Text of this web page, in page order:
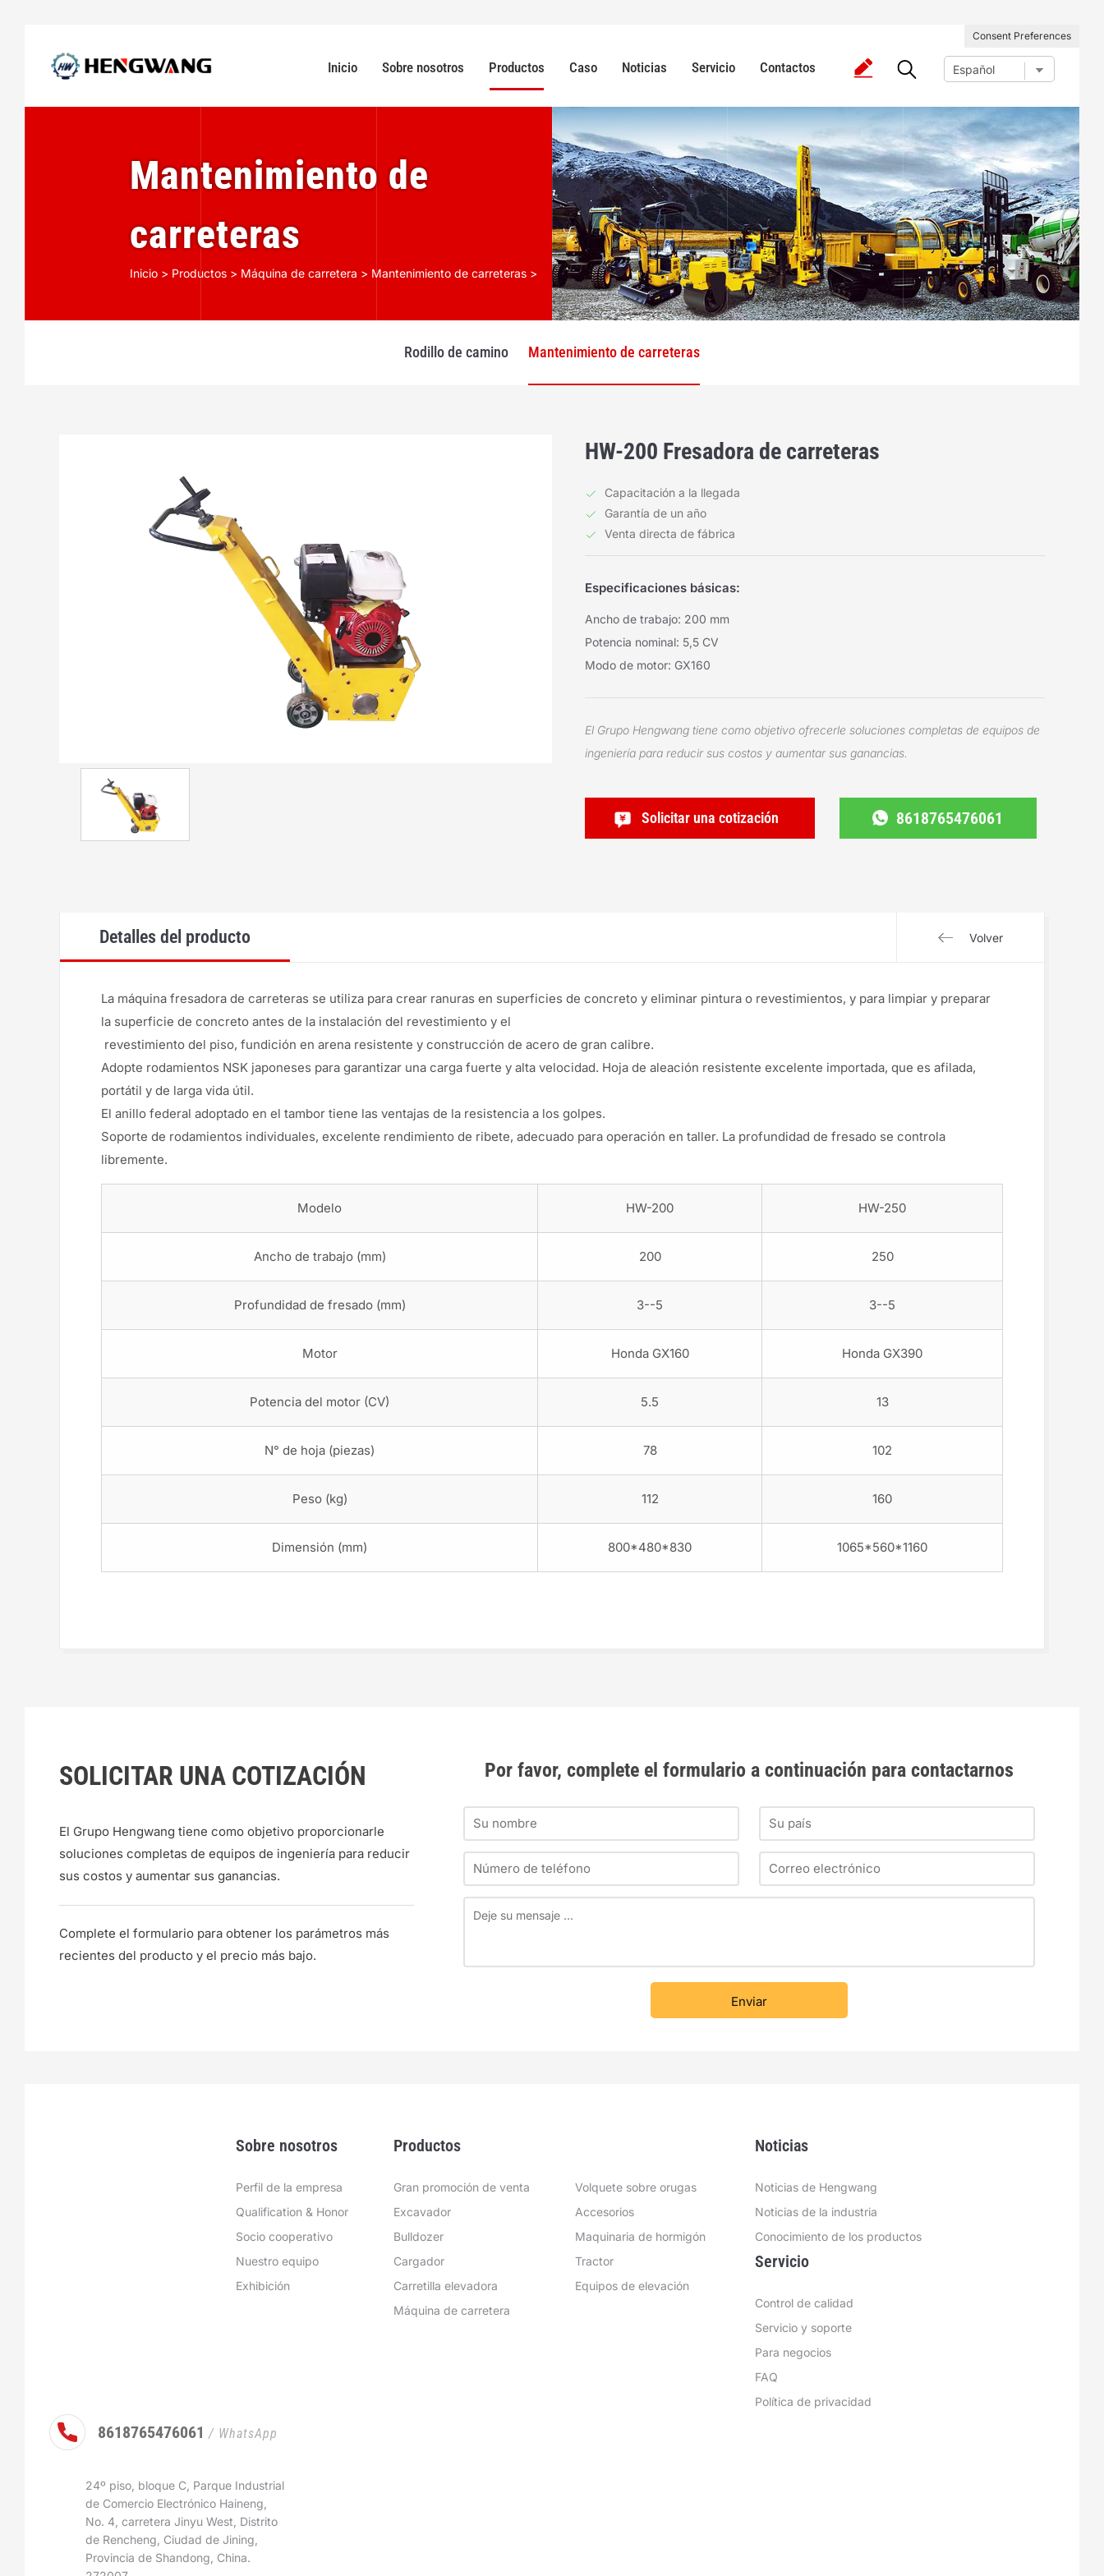
Inicio Sobre nosotros Productos Caso Noticias Servicio Contactos
Consent Preferences
Mantenimiento de
carreteras
Inicio > Productos > Máquina de carretera > Mantenimiento de carreteras >
Rodillo de camino Mantenimiento de carreteras
HW-200 Fresadora de carreteras
Capacitación a la llegada
Garantía de un año
Venta directa de fábrica
Especificaciones básicas:
Ancho de trabajo: 200 mm
Potencia nominal: 5,5 CV
Modo de motor: GX160
El Grupo Hengwang tiene como objetivo ofrecerle soluciones completas de equipos de
ingeniería para reducir sus costos y aumentar sus ganancias.
Solicitar una cotización 8618765476061
Detalles del producto Volver
La máquina fresadora de carreteras se utiliza para crear ranuras en superficies de concreto y eliminar pintura o revestimientos, y para limpiar y preparar
la superficie de concreto antes de la instalación del revestimiento y el
revestimiento del piso, fundición en arena resistente y construcción de acero de gran calibre.
Adopte rodamientos NSK japoneses para garantizar una carga fuerte y alta velocidad. Hoja de aleación resistente excelente importada, que es afilada,
portátil y de larga vida útil.
El anillo federal adoptado en el tambor tiene las ventajas de la resistencia a los golpes.
Soporte de rodamientos individuales, excelente rendimiento de ribete, adecuado para operación en taller. La profundidad de fresado se controla
libremente.
Modelo HW-200 HW-250
Ancho de trabajo (mm) 200 250
Profundidad de fresado (mm) 3--5 3--5
Motor Honda GX160 Honda GX390
Potencia del motor (CV) 5.5 13
N° de hoja (piezas) 78 102
Peso (kg) 112 160
Dimensión (mm) 800*480*830 1065*560*1160
SOLICITAR UNA COTIZACIÓN
El Grupo Hengwang tiene como objetivo proporcionarle
soluciones completas de equipos de ingeniería para reducir
sus costos y aumentar sus ganancias.
Complete el formulario para obtener los parámetros más
recientes del producto y el precio más bajo.
Por favor, complete el formulario a continuación para contactarnos
Sobre nosotros
Perfil de la empresa
Qualification & Honor
Socio cooperativo
Nuestro equipo
Exhibición
Productos
Gran promoción de venta
Excavador
Bulldozer
Cargador
Carretilla elevadora
Máquina de carretera
Volquete sobre orugas
Accesorios
Maquinaria de hormigón
Tractor
Equipos de elevación
Noticias
Noticias de Hengwang
Noticias de la industria
Conocimiento de los productos
Servicio
Control de calidad
Servicio y soporte
Para negocios
FAQ
Política de privacidad
8618765476061 / WhatsApp
24º piso, bloque C, Parque Industrial
de Comercio Electrónico Haineng,
No. 4, carretera Jinyu West, Distrito
de Rencheng, Ciudad de Jining,
Provincia de Shandong, China.